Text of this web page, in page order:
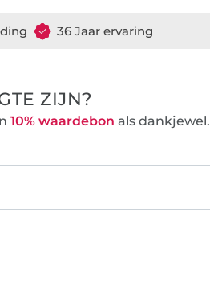
36 Jaar ervaring
ZIJN?
10% waardebon als dankjewel.